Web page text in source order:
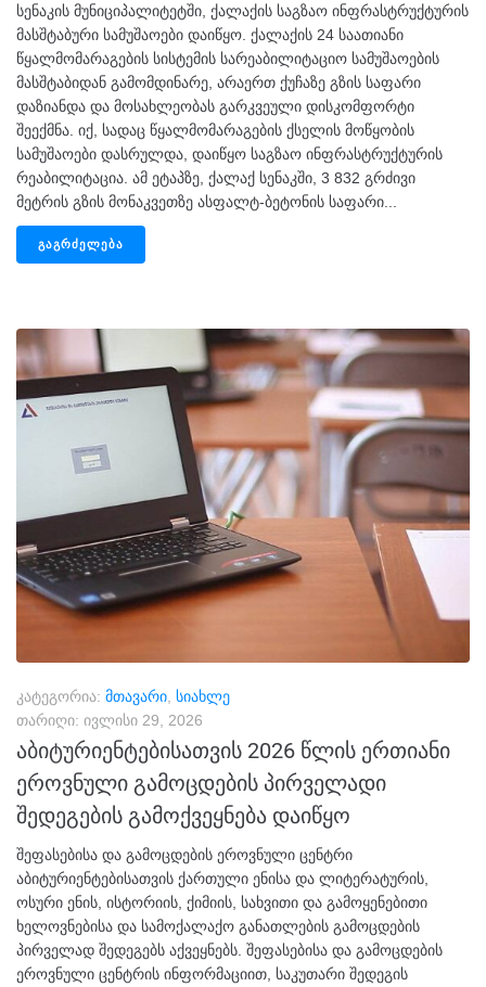
სენაკის მუნიციპალიტეტში, ქალაქის საგზაო ინფრასტრუქტურის
მასშტაბური სამუშაოები დაიწყო. ქალაქის 24 საათიანი
წყალმომარაგების სისტემის სარეაბილიტაციო სამუშაოების
მასშტაბიდან გამომდინარე, არაერთ ქუჩაზე გზის საფარი
დაზიანდა და მოსახლეობას გარკვეული დისკომფორტი
შეექმნა. იქ, სადაც წყალმომარაგების ქსელის მოწყობის
სამუშაოები დასრულდა, დაიწყო საგზაო ინფრასტრუქტურის
რეაბილიტაცია. ამ ეტაპზე, ქალაქ სენაკში, 3 832 გრძივი
მეტრის გზის მონაკვეთზე ასფალტ-ბეტონის საფარი...
ᲒᲐᲒᲠᲫᲔᲚᲔᲑᲐ
კატეგორია: მთავარი სიახლე
თარიღი: ივლისი 29, 2026
აბიტურიენტებისათვის 2026 წლის ერთიანი
ეროვნული გამოცდების პირველადი
შედეგების გამოქვეყნება დაიწყო
შეფასებისა და გამოცდების ეროვნული ცენტრი
აბიტურიენტებისათვის ქართული ენისა და ლიტერატურის,
ოსური ენის, ისტორიის, ქიმიის, სახვითი და გამოყენებითი
ხელოვნებისა და სამოქალაქო განათლების გამოცდების
პირველად შედეგებს აქვეყნებს. შეფასებისა და გამოცდების
ეროვნული ცენტრის ინფორმაციით, საკუთარი შედეგის